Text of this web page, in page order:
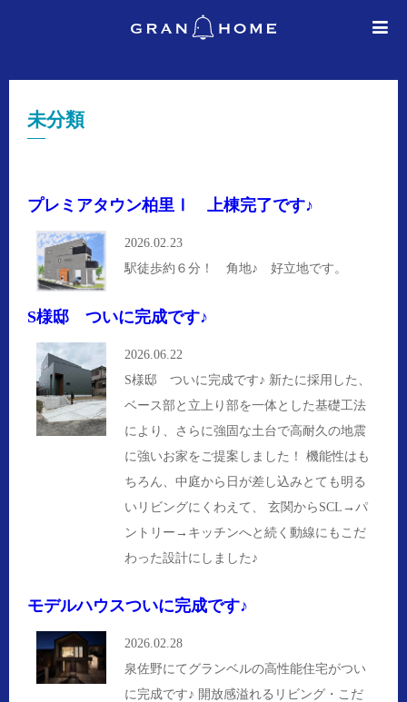
未分類
プレミアタウン柏里Ⅰ 上棟完了です♪
2026.02.23
駅徒歩約６分！ 角地♪ 好立地です。
S様邸 ついに完成です♪
2026.06.22
S様邸 ついに完成です♪ 新たに採用した、
ベース部と立上り部を一体とした基礎工法
により、さらに強固な土台で高耐久の地震
に強いお家をご提案しました！ 機能性はも
ちろん、中庭から日が差し込みとても明る
いリビングにくわえて、 玄関からSCL→パ
ントリー→キッチンへと続く動線にもこだ
わった設計にしました♪
モデルハウスついに完成です♪
2026.02.28
泉佐野にてグランベルの高性能住宅がつい
に完成です♪ 開放感溢れるリビング・こだ